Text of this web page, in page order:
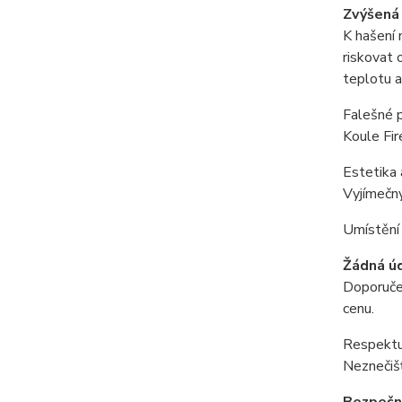
K
riskovat
teplotu a
Falešné
Koule
Estetika
Žádná
cenu.